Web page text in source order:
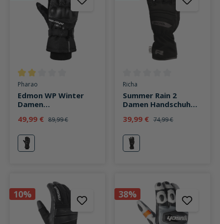
Durchschnittliche Bewertung von 2 von 5 Sternen
Pharao
Edmon WP Winter
Damen
uh lang schwarz
49,99 € 89,99 €
schwarz
Durchschnittliche Bewertung
Richa
Summer Rain 2
Damen Handschuh
39,99 € 74,99 €
schwarz
10% 38%